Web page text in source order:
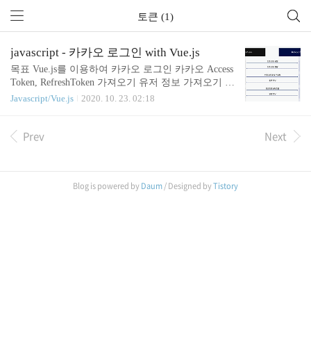
토큰 (1)
javascript - 카카오 로그인 with Vue.js
목표 Vue.js를 이용하여 카카오 로그인 카카오 Access
Token, RefreshToken 가져오기 유저 정보 가져오기 준
비물 developers.kakao.com/ REST API 키 Javascript 키
큰을 이용하여 계정 정보 요청 (javascript SDK) (코
main.js window.Kakao.init('1..
Javascript/Vue.js 2020. 10. 23. 02:18
Prev Next
Blog is powered by Daum/ Designed byTistory